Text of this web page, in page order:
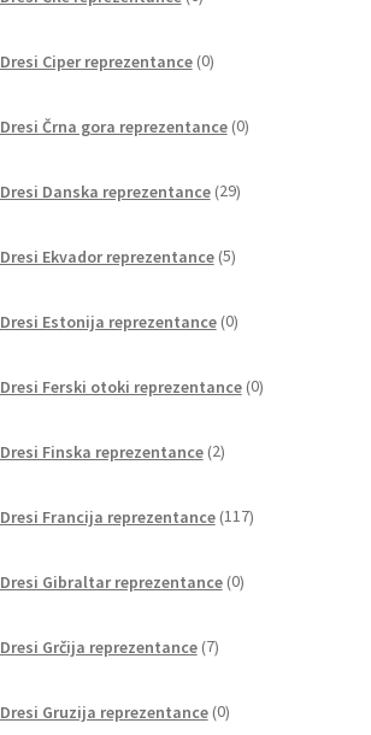
izdelkov
Dresi Ciper reprezentance 0izdelkov
Dresi Črna gora reprezentance 0izdelkov
Dresi Danska reprezentance 29izdelkov
Dresi Ekvador reprezentance 5izdelkov
Dresi Estonija reprezentance 0izdelkov
Dresi Ferski otoki reprezentance 0izdelkov
Dresi Finska reprezentance 2izdelka
Dresi Francija reprezentance 117izdelkov
Dresi Gibraltar reprezentance 0izdelkov
Dresi Grčija reprezentance 7izdelkov
Dresi Gruzija reprezentance 0izdelkov